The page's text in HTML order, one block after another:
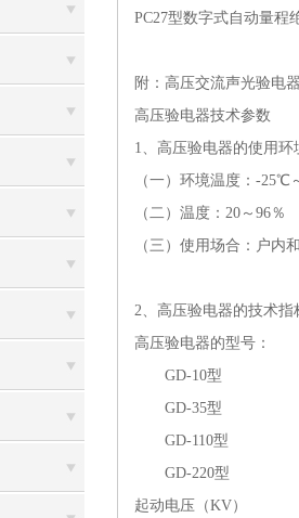
PC27型数字式自动量程
附：高压交流声光验电
高压验电器技术参数
1、高压验电器的使用环
（一）环境温度： -25℃
（二）温度： 20～96％
（三）使用场合：户内
2、高压验电器的技术指
高压验电器的型号：
GD-10型
GD-35型
GD-110型
GD-220型
起动电压（KV）